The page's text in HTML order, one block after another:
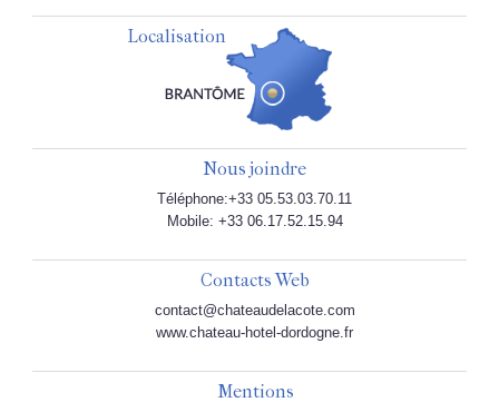
Localisation
Nous joindre
Téléphone:+33 05.53.03.70.11
Mobile: +33 06.17.52.15.94
Contacts Web
contact@chateaudelacote.com
www.chateau-hotel-dordogne.fr
Mentions